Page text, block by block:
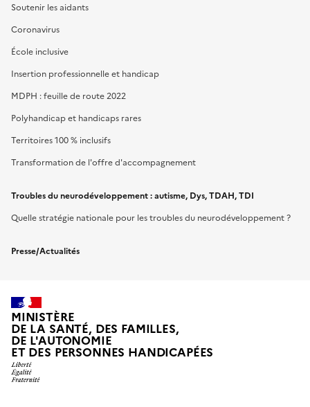
Soutenir les aidants
Coronavirus
École inclusive
Insertion professionnelle et handicap
MDPH : feuille de route 2022
Polyhandicap et handicaps rares
Territoires 100 % inclusifs
Transformation de l'offre d'accompagnement
Troubles du neurodéveloppement : autisme, Dys, TDAH, TDI
Quelle stratégie nationale pour les troubles du neurodéveloppement ?
Presse/Actualités
MINISTÈRE
DE LA SANTÉ, DES FAMILLES,
DE L'AUTONOMIE
ET DES PERSONNES HANDICAPÉES